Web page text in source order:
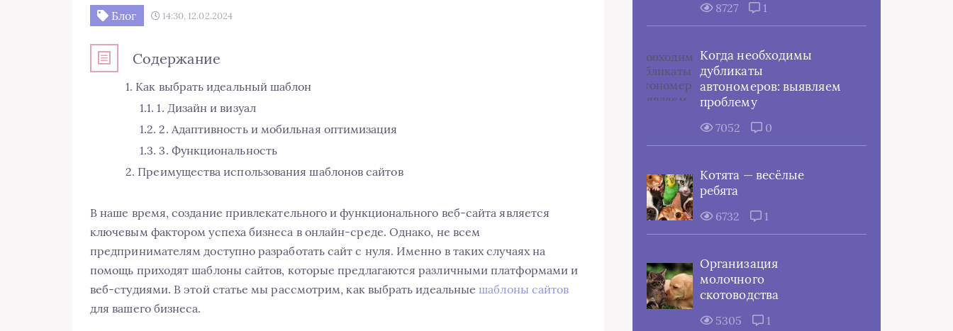
Блог 14:30, 12.02.2024
Содержание
Как выбрать идеальный шаблон
1. Дизайн и визуал
2. Адаптивность и мобильная оптимизация
3. Функциональность
Преимущества использования шаблонов сайтов
В наше время, создание привлекательного и функционального веб-сайта является
ключевым фактором успеха бизнеса в онлайн-среде. Однако, не всем
предпринимателям доступно разработать сайт с нуля. Именно в таких случаях на
помощь приходят шаблоны сайтов, которые предлагаются различными платформами и
веб-студиями. В этой статье мы рассмотрим, как выбрать идеальные шаблоны сайтов
для вашего бизнеса.
8727 1
Когда необходимы
дубликаты
автономеров: выявляем
проблему
7052 0
Котята — весёлые
ребята
6732 1
Организация
молочного
скотоводства
5305 1